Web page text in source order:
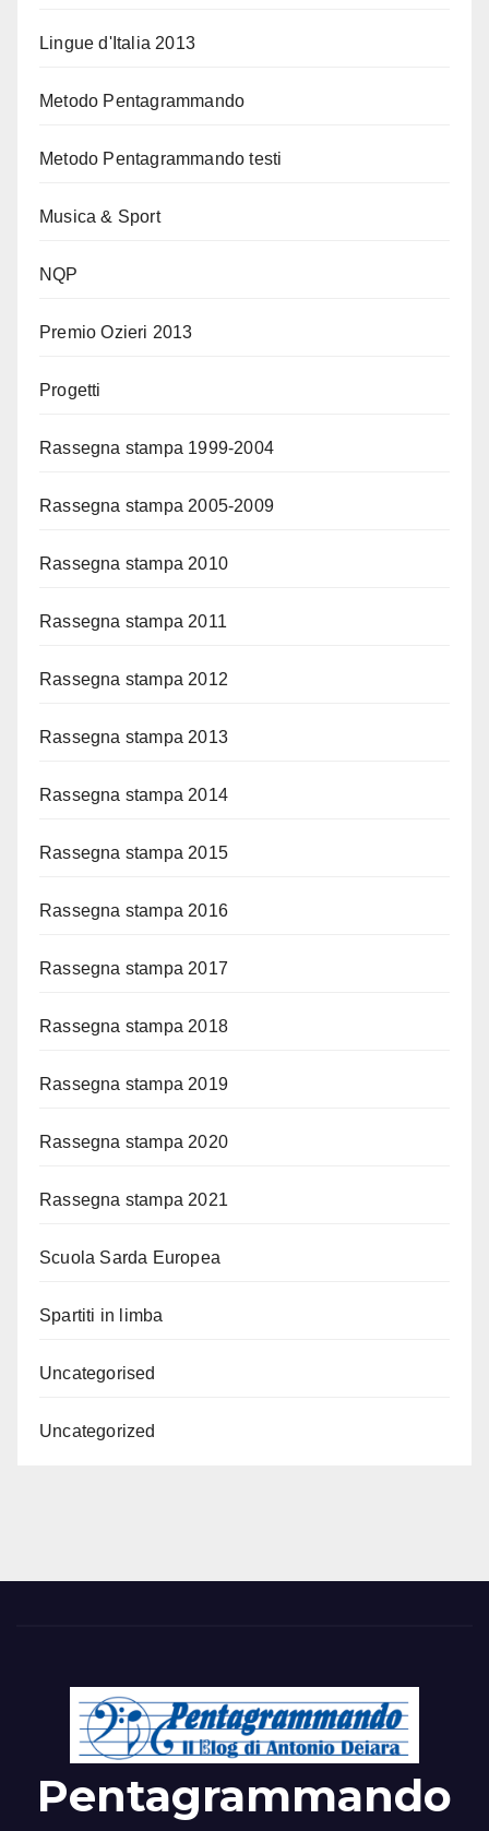
Lingue d'Italia 2013
Metodo Pentagrammando
Metodo Pentagrammando testi
Musica & Sport
NQP
Premio Ozieri 2013
Progetti
Rassegna stampa 1999-2004
Rassegna stampa 2005-2009
Rassegna stampa 2010
Rassegna stampa 2011
Rassegna stampa 2012
Rassegna stampa 2013
Rassegna stampa 2014
Rassegna stampa 2015
Rassegna stampa 2016
Rassegna stampa 2017
Rassegna stampa 2018
Rassegna stampa 2019
Rassegna stampa 2020
Rassegna stampa 2021
Scuola Sarda Europea
Spartiti in limba
Uncategorised
Uncategorized
Pentagrammando